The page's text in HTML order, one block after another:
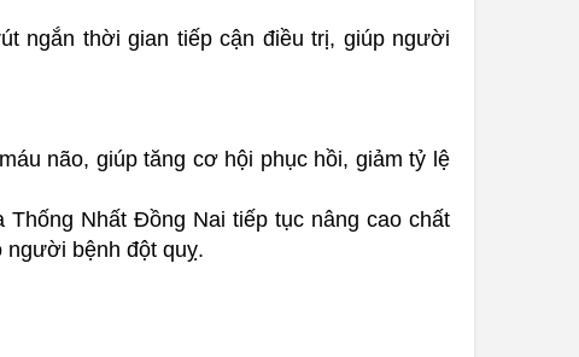
ngắn thời gian tiếp cận điều trị, giúp người
não, giúp tăng cơ hội phục hồi, giảm tỷ lệ
Nhất Đồng Nai tiếp tục nâng cao chất
người bệnh đột quỵ.